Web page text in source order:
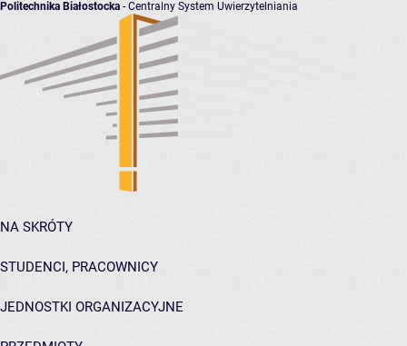
Politechnika Białostocka - Centralny System Uwierzytelniania
NA SKRÓTY
STUDENCI, PRACOWNICY
JEDNOSTKI ORGANIZACYJNE